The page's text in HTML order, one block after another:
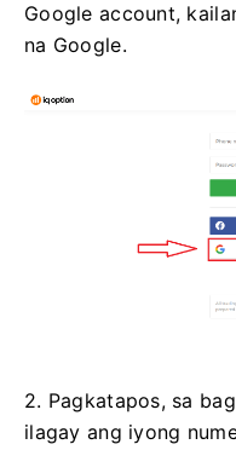
Google account,
na Google.
2. Pagkatapos, sa
ilagay ang iyong